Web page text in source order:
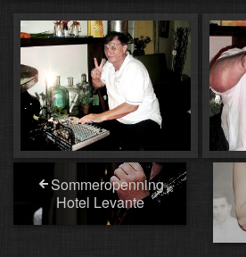
Sommeropenning
Hotel Levante